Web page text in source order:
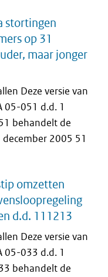
stortingen
op 31
maar jonger
Deze versie van
05-051 d.d. 1
behandelt de
2005 51
omzetten
d.d. 111213
Deze versie van
05-033 d.d. 1
behandelt de